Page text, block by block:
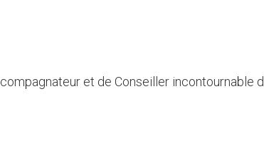
et de Conseiller